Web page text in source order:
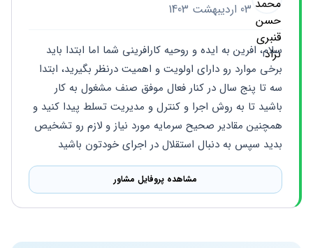
03 اردیبهشت 1403
بدید سپس به دنبال استقلال در اجرای خودتون باشید
مشاهده پروفایل مشاور